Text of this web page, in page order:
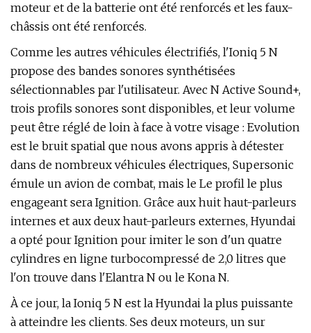
moteur et de la batterie ont été renforcés et les faux-
châssis ont été renforcés.
Comme les autres véhicules électrifiés, l'Ioniq 5 N
propose des bandes sonores synthétisées
sélectionnables par l'utilisateur. Avec N Active Sound+,
trois profils sonores sont disponibles, et leur volume
peut être réglé de loin à face à votre visage : Evolution
est le bruit spatial que nous avons appris à détester
dans de nombreux véhicules électriques, Supersonic
émule un avion de combat, mais le Le profil le plus
engageant sera Ignition. Grâce aux huit haut-parleurs
internes et aux deux haut-parleurs externes, Hyundai
a opté pour Ignition pour imiter le son d'un quatre
cylindres en ligne turbocompressé de 2,0 litres que
l'on trouve dans l'Elantra N ou le Kona N.
À ce jour, la Ioniq 5 N est la Hyundai la plus puissante
à atteindre les clients. Ses deux moteurs, un sur